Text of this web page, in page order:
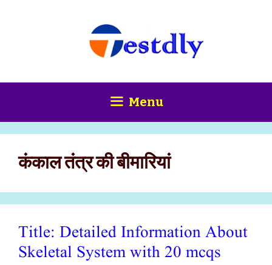
Menu
कंकाल तंत्र की बीमारियां
Title: Detailed Information About
Skeletal System with 20 mcqs